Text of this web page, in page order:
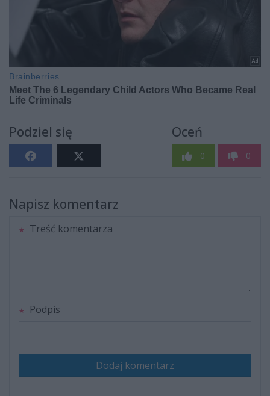
Podziel się Oceń
0 0
Napisz komentarz
Treść komentarza
Podpis
Dodaj komentarz